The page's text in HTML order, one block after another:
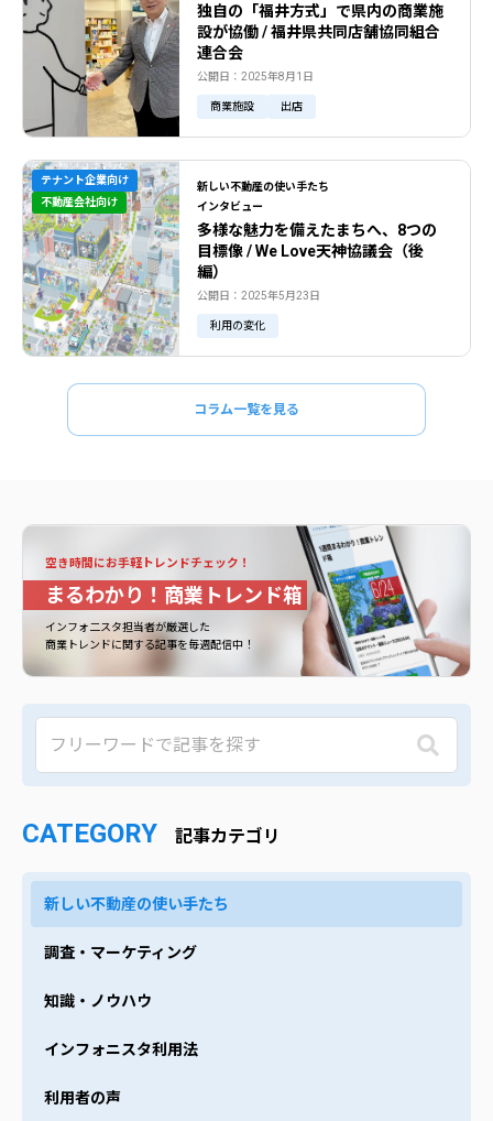
独自の「福井方式」で県内の商業施
設が協働 / 福井県共同店舗協同組合
連合会
公開日：2025年8月1日
商業施設 出店
新しい不動産の使い手たち
インタビュー
多様な魅力を備えたまちへ、8つの
目標像 / We Love天神協議会（後
編）
公開日：2025年5月23日
利用の変化
テナント企業向け
不動産会社向け
コラム一覧を見る
空き時間にお手軽トレンドチェック！
まるわかり！商業トレンド箱
インフォ二スタ担当者が厳選した
商業トレンドに関する記事を毎週配信中！
CATEGORY 記事カテゴリ
新しい不動産の使い手たち
調査・マーケティング
知識・ノウハウ
インフォニスタ利用法
利用者の声